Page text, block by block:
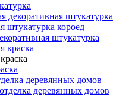
декоративная штукатурка
штукатурка короед
штукатурка
краска
деревянных домов
деревянных домов